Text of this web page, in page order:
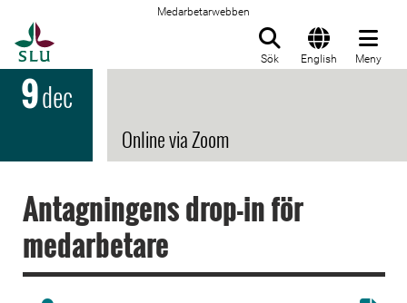
Medarbetarwebben
Sök English Meny
9dec
Online via Zoom
Antagningens drop-in för
medarbetare